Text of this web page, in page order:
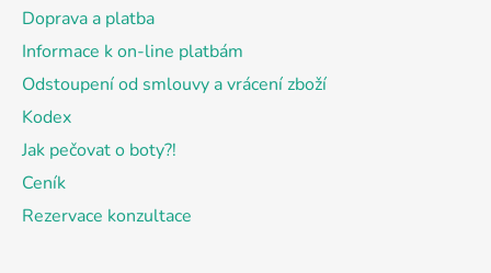
Doprava a platba
Informace k on-line platbám
Odstoupení od smlouvy a vrácení zboží
Kodex
Jak pečovat o boty?!
Ceník
Rezervace konzultace